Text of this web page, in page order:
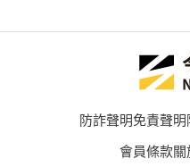
防詐聲明免責聲明
會員條款